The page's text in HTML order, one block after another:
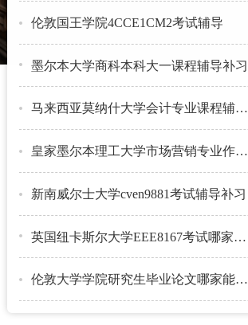
伦敦国王学院4CCE1CM2考试辅导
墨尔本大学商科本科大一课程辅导补习
马来西亚莫纳什大学会计专业课程辅导补习
皇家墨尔本理工大学市场营销专业作业辅导推荐
新南威尔士大学cven9881考试辅导补习
英国纽卡斯尔大学EEE8167考试哪家能辅导？
伦敦大学学院研究生毕业论文哪家能辅导？